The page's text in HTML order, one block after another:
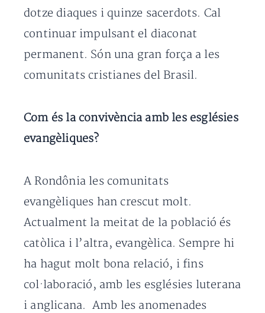
dotze diaques i quinze sacerdots. Cal
continuar impulsant el diaconat
permanent. Són una gran força a les
comunitats cristianes del Brasil.
Com és la convivència amb les esglésies
evangèliques?
A Rondônia les comunitats
evangèliques han crescut molt.
Actualment la meitat de la població és
catòlica i l’altra, evangèlica. Sempre hi
ha hagut molt bona relació, i fins
col·laboració, amb les esglésies luterana
i anglicana. Amb les anomenades